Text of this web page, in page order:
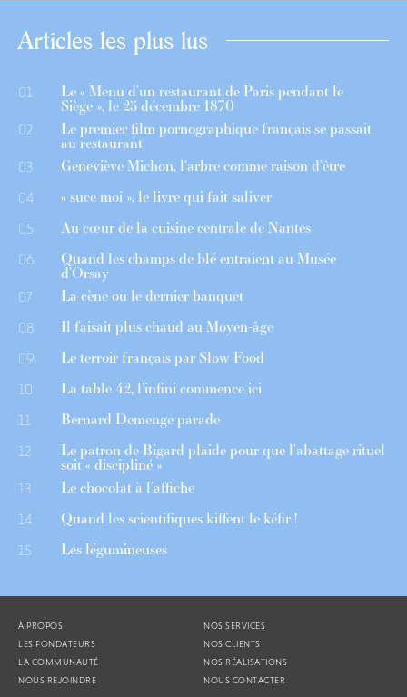
Articles les plus lus
01 Le « Menu d’un restaurant de Paris pendant le
Siège », le 25 décembre 1870
02 Le premier film pornographique français se passait
au restaurant
03 Geneviève Michon, l’arbre comme raison d’être
04 « suce moi », le livre qui fait saliver
05 Au cœur de la cuisine centrale de Nantes
06 Quand les champs de blé entraient au Musée
d’Orsay
07 La cène ou le dernier banquet
08 Il faisait plus chaud au Moyen-âge
09 Le terroir français par Slow Food
10 La table 42, l’infini commence ici
11 Bernard Demenge parade
12 Le patron de Bigard plaide pour que l’abattage rituel
soit « discipliné »
13 Le chocolat à l’affiche
14 Quand les scientifiques kiffent le kéfir !
15 Les légumineuses
À PROPOS
LES FONDATEURS
LA COMMUNAUTÉ
NOUS REJOINDRE
NOS SERVICES
NOS CLIENTS
NOS RÉALISATIONS
NOUS CONTACTER